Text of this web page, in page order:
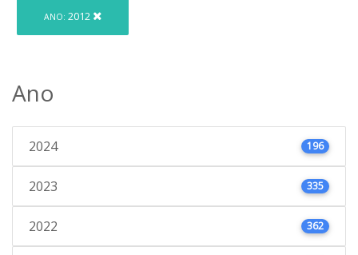
ANO: 2012
Ano
2024 196
2023 335
2022 362